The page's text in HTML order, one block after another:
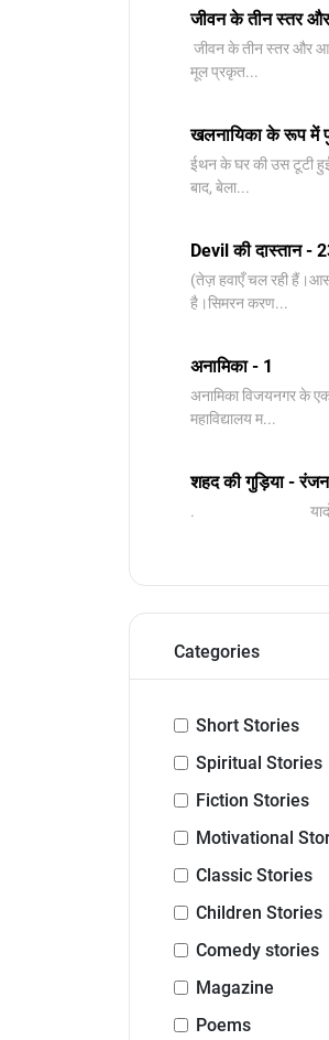
जीवन के तीन स्तर और
जीवन के तीन स्तर और
मूल प्रकृत...
खलनायिका के रूप में
ईथन के घर की उस टूटी
बाद, बेला...
Devil की दास्तान -
(तेज़ हवाएँ चल रही
है।सिमरन करण...
अनामिका - 1
अनामिका विजयनगर के
महाविद्यालय म...
शहद की गुड़िया -
. यादों की
Categories
Short Stories
Spiritual Stories
Fiction Stories
Motivational
Classic Stories
Children Stories
Comedy stories
Magazine
Poems